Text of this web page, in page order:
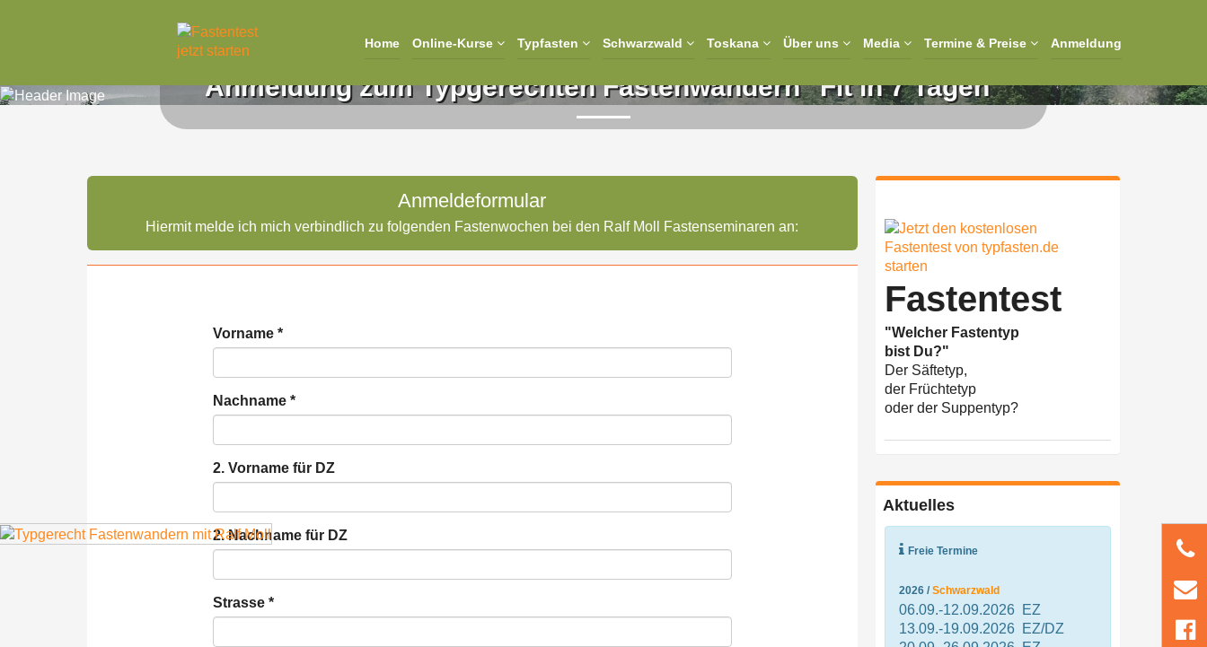
Direkt zum Inhalt
Home Online-Kurse Typfasten Schwarzwald Toskana Über uns Media Termine & Preise Anmeldung
Anmeldung zum Typgerechten Fastenwandern "Fit in 7 Tagen"
Anmeldeformular
Hiermit melde ich mich verbindlich zu folgenden Fastenwochen bei den Ralf Moll Fastenseminaren an:
Vorname *
Nachname *
2. Vorname für DZ
2. Nachname für DZ
Strasse *
Fastentest
"Welcher Fastentyp
bist Du?"
Der Säftetyp,
der Früchtetyp
oder der Suppentyp?
Aktuelles
Freie Termine
2026 / Schwarzwald
06.09.-12.09.2026 EZ
13.09.-19.09.2026 EZ/DZ